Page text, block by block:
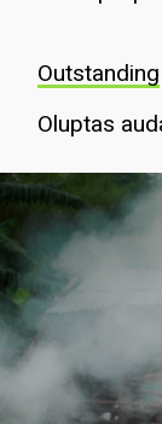
Outstanding
Oluptas